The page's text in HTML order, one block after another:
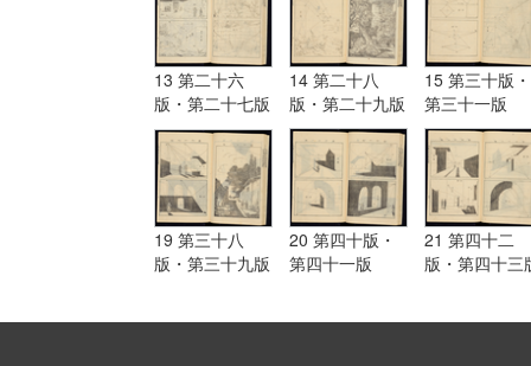
13 第二十六
版・第二十七版
14 第二十八
版・第二十九版
15 第三十版・
第三十一版
19 第三十八
版・第三十九版
20 第四十版・
第四十一版
21 第四十二
版・第四十三